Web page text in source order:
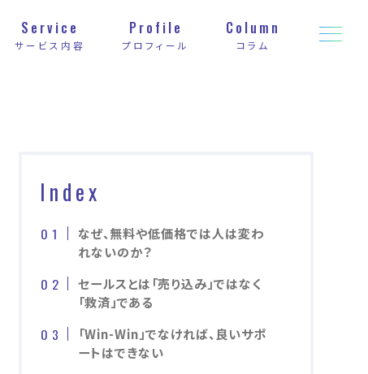
Service
サービス内容
Profile
プロフィール
Column
コラム
Index
なぜ、無料や低価格では人は変わ
れないのか？
セールスとは「売り込み」ではなく
「救済」である
「Win-Win」でなければ、良いサポ
ートはできない